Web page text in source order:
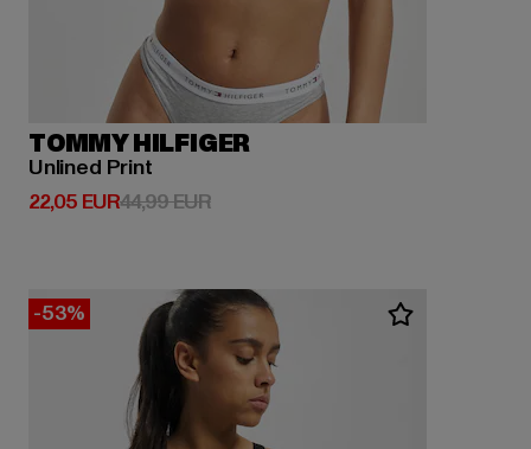
TOMMY HILFIGER
Unlined Print
22,05 EUR
Derzeitiger Preis: 22,05 EUR
44,99 EURAktionspreis: 44,99 EUR
-53%